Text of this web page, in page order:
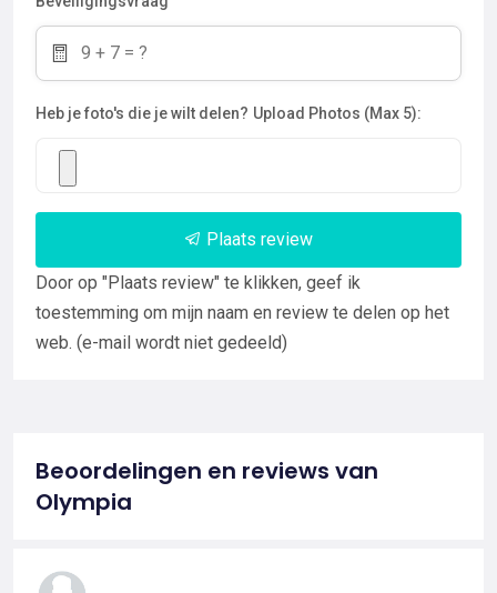
Heb je foto's die je wilt delen? Upload Photos (Max 5):
Plaats review
Door op "Plaats review" te klikken, geef ik
toestemming om mijn naam en review te delen op het
web. (e-mail wordt niet gedeeld)
Beoordelingen en reviews van
Olympia